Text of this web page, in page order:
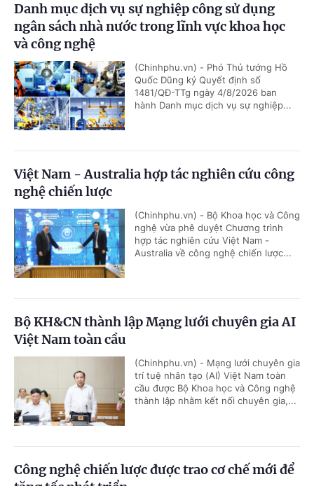
Danh mục dịch vụ sự nghiệp công sử dụng
ngân sách nhà nước trong lĩnh vực khoa học
và công nghệ
(Chinhphu.vn) - Phó Thủ tướng Hồ
Quốc Dũng ký Quyết định số
1481/QĐ-TTg ngày 4/8/2026 ban
hành Danh mục dịch vụ sự nghiệp...
Việt Nam - Australia hợp tác nghiên cứu công
nghệ chiến lược
(Chinhphu.vn) - Bộ Khoa học và Công
nghệ vừa phê duyệt Chương trình
hợp tác nghiên cứu Việt Nam -
Australia về công nghệ chiến lược...
Bộ KH&CN thành lập Mạng lưới chuyên gia AI
Việt Nam toàn cầu
(Chinhphu.vn) - Mạng lưới chuyên gia
trí tuệ nhân tạo (AI) Việt Nam toàn
cầu được Bộ Khoa học và Công nghệ
thành lập nhằm kết nối chuyên gia,...
Công nghệ chiến lược được trao cơ chế mới để